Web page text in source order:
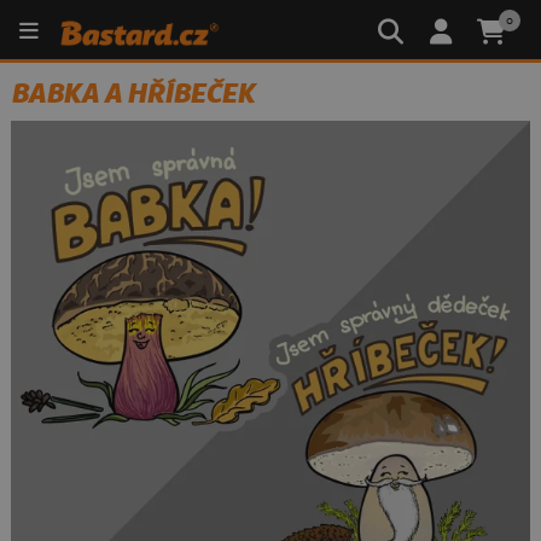
0
BABKA A HŘÍBEČEK